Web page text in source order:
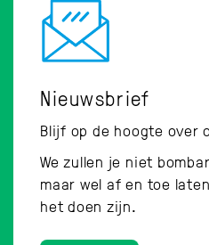
Nieuwsbrief
Blijf op de hoogte over
We zullen je niet
maar wel af en toe
het doen zijn.